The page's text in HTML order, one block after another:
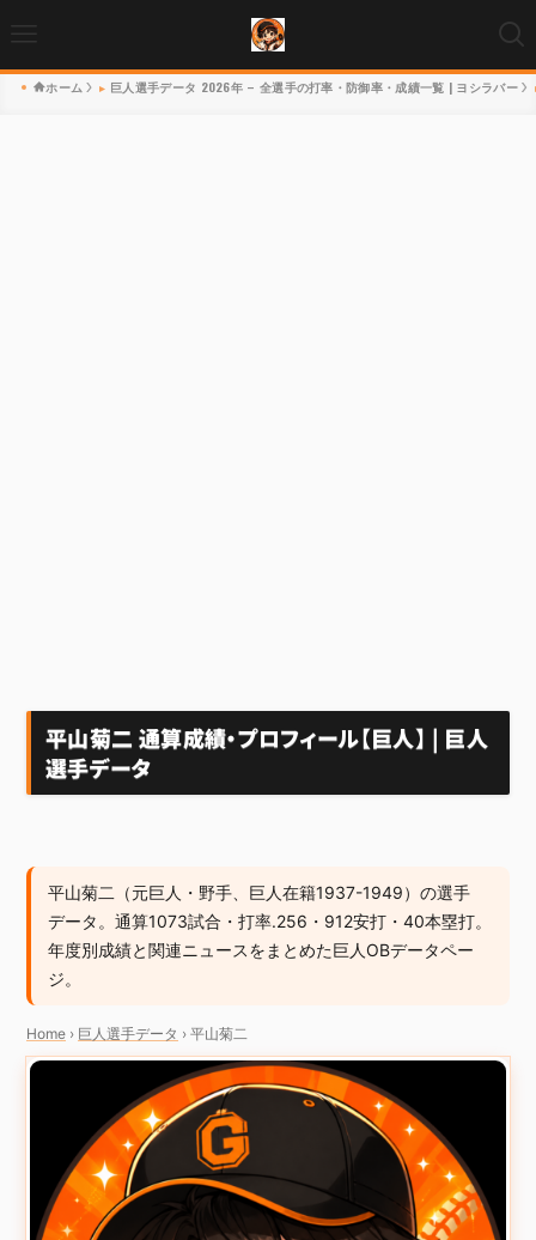
ホーム 巨人選手データ 2026年 – 全選手の打率・防御率・成績一覧 | ヨシラバー
平山菊二 通算成績・プロフィール【巨人】 | 巨人
選手データ
平山菊二（元巨人・野手、巨人在籍1937-1949）の選手
データ。通算1073試合・打率.256・912安打・40本塁打。
年度別成績と関連ニュースをまとめた巨人OBデータペー
ジ。
Home › 巨人選手データ › 平山菊二